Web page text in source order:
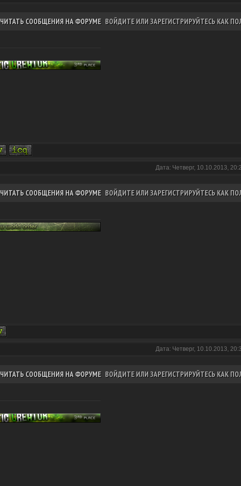
ЧИТАТЬ СООБЩЕНИЯ НА ФОРУМЕ ВОЙДИТЕ ИЛИ ЗАРЕГИСТРИРУЙТЕСЬ КАК
Дата: Четверг, 10.10.2013,
ЧИТАТЬ СООБЩЕНИЯ НА ФОРУМЕ ВОЙДИТЕ ИЛИ ЗАРЕГИСТРИРУЙТЕСЬ КАК
Дата: Четверг, 10.10.2013,
ЧИТАТЬ СООБЩЕНИЯ НА ФОРУМЕ ВОЙДИТЕ ИЛИ ЗАРЕГИСТРИРУЙТЕСЬ КАК